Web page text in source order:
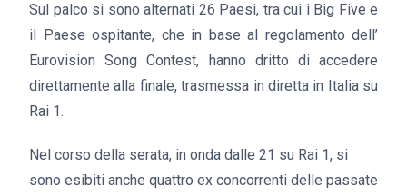
Sul palco si sono alternati 26 Paesi, tra cui i Big Five e
il Paese ospitante, che in base al regolamento dell’
Eurovision Song Contest, hanno dritto di accedere
direttamente alla finale, trasmessa in diretta in Italia su
Rai 1.
Nel corso della serata, in onda dalle 21 su Rai 1, si
sono esibiti anche quattro ex concorrenti delle passate